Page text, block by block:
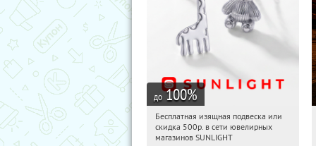
до 100%
03:24:22 Получили:
Россия
Бесплатная изящная подвеска или
скидка 500р. в сети ювелирных
магазинов SUNLIGHT